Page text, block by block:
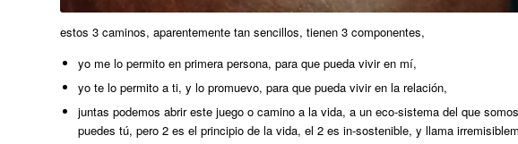
estos 3 caminos, aparentemente tan sencillos, tienen 3 componentes,
yo me lo permito en primera persona, para que pueda vivir en mí,
yo te lo permito a ti, y lo promuevo, para que pueda vivir en la relación,
juntas podemos abrir este juego o camino a la vida, a un eco-sistema del que
puedes tú, pero 2 es el principio de la vida, el 2 es in-sostenible, y llama